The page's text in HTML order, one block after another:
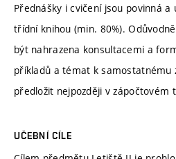
Přednášky i cvičení jsou povinná
třídní knihou (min. 80%).
být nahrazena konsultacemi a
příkladů a témat k samostatnému
předložit nejpozději v zápočtovém
UČEBNÍ CÍLE